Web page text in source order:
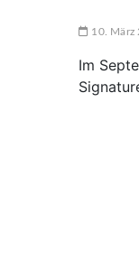
10. März
Im